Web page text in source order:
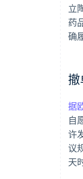
立
药
确
据
自
许
议
天